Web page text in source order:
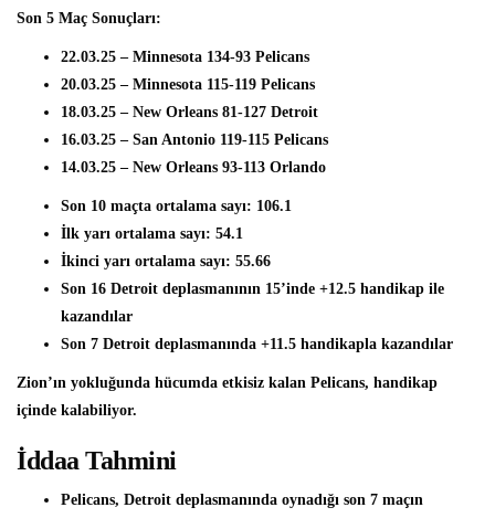
Son 5 Maç Sonuçları:
22.03.25 – Minnesota 134-93 Pelicans
20.03.25 – Minnesota 115-119 Pelicans
18.03.25 – New Orleans 81-127 Detroit
16.03.25 – San Antonio 119-115 Pelicans
14.03.25 – New Orleans 93-113 Orlando
Son 10 maçta ortalama sayı: 106.1
İlk yarı ortalama sayı: 54.1
İkinci yarı ortalama sayı: 55.66
Son 16 Detroit deplasmanının 15’inde +12.5 handikap ile
kazandılar
Son 7 Detroit deplasmanında +11.5 handikapla kazandılar
Zion’ın yokluğunda hücumda etkisiz kalan Pelicans, handikap
içinde kalabiliyor.
İddaa Tahmini
Pelicans, Detroit deplasmanında oynadığı son 7 maçın